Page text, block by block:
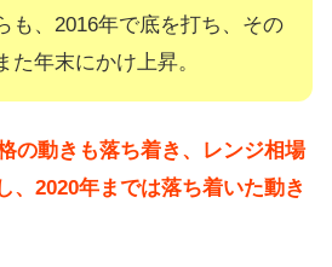
も、2016年で底を打ち、その
た年末にかけ上昇。
の動きも落ち着き、レンジ相場
、2020年までは落ち着いた動き